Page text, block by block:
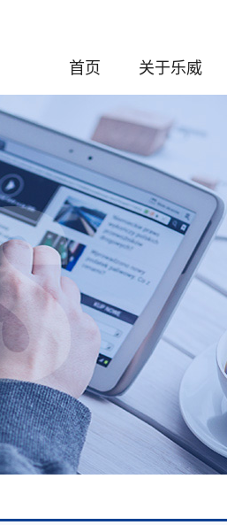
首页 关于乐威
发展历程
企业介绍
董事长介绍
公司荣誉
资质认证
专利奖项
质量与合规
ESG（环境、社会与公
司治理）
知识产权保护
企业文化
企业展示